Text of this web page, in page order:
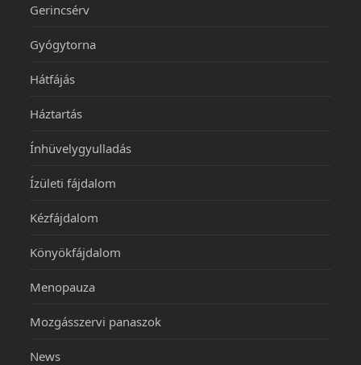
Gerincsérv
Gyógytorna
Hátfájás
Háztartás
Ínhüvelygyulladás
Ízületi fájdalom
Kézfájdalom
Könyökfájdalom
Menopauza
Mozgásszervi panaszok
News